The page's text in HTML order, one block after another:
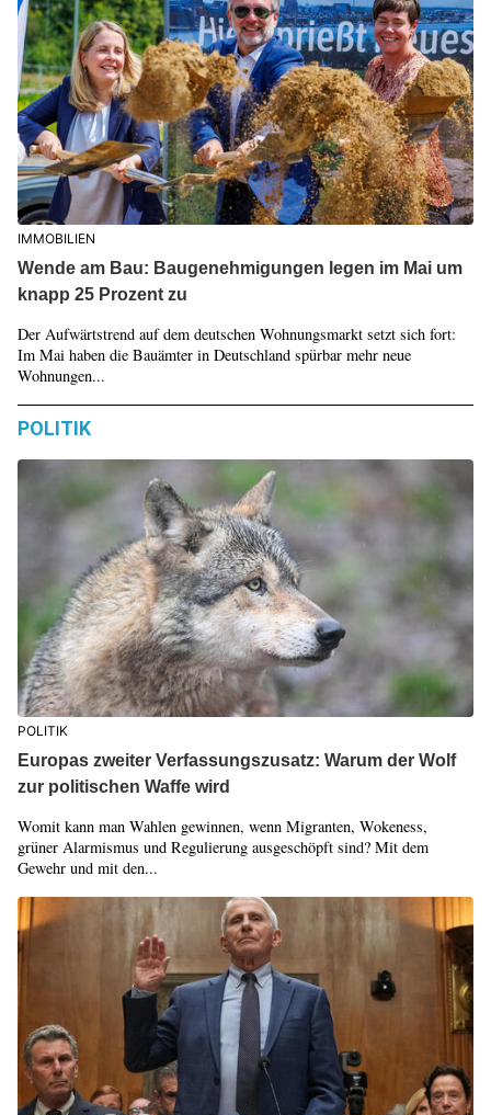
IMMOBILIEN
Wende am Bau: Baugenehmigungen legen im Mai um
knapp 25 Prozent zu
Der Aufwärtstrend auf dem deutschen Wohnungsmarkt setzt sich fort:
Im Mai haben die Bauämter in Deutschland spürbar mehr neue
Wohnungen...
POLITIK
POLITIK
Europas zweiter Verfassungszusatz: Warum der Wolf
zur politischen Waffe wird
Womit kann man Wahlen gewinnen, wenn Migranten, Wokeness,
grüner Alarmismus und Regulierung ausgeschöpft sind? Mit dem
Gewehr und mit den...